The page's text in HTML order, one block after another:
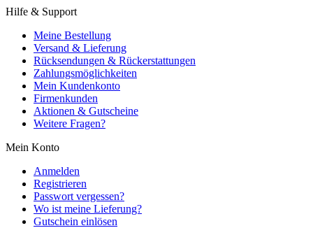
Hilfe & Support
Meine Bestellung
Versand & Lieferung
Rücksendungen & Rückerstattungen
Zahlungsmöglichkeiten
Mein Kundenkonto
Firmenkunden
Aktionen & Gutscheine
Weitere Fragen?
Mein Konto
Anmelden
Registrieren
Passwort vergessen?
Wo ist meine Lieferung?
Gutschein einlösen